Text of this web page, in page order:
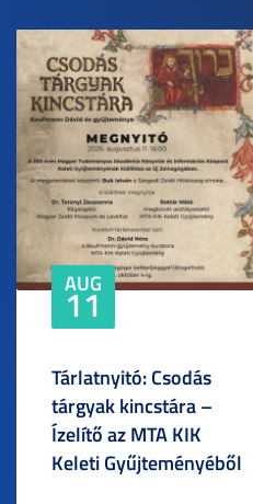
AUG
11
Tárlatnyitó: Csodás
tárgyak kincstára –
Ízelítő az MTA KIK
Keleti Gyűjteményéből